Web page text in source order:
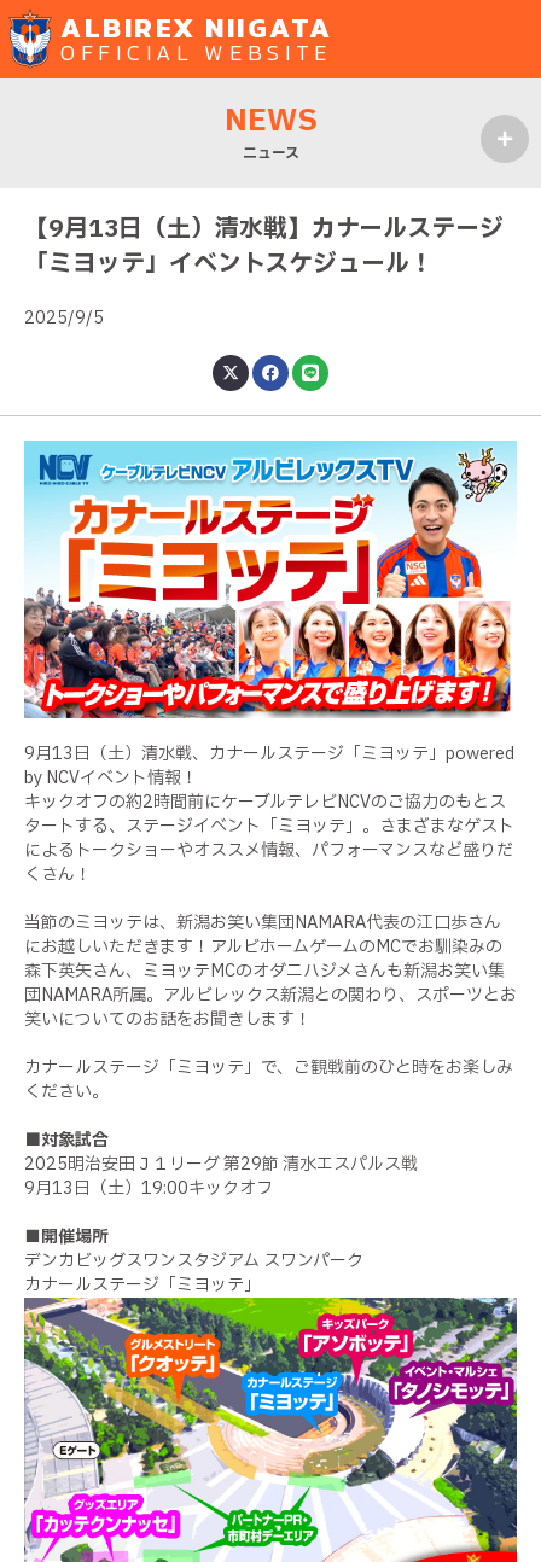
ALBIREX NIIGATA
OFFICIAL WEBSITE
NEWS
ニュース
【9月13日（土）清水戦】カナールステージ
「ミヨッテ」イベントスケジュール！
2025/9/5
9月13日（土）清水戦、カナールステージ「ミヨッテ」powered
by NCVイベント情報！
キックオフの約2時間前にケーブルテレビNCVのご協力のもとス
タートする、ステージイベント「ミヨッテ」。さまざまなゲスト
によるトークショーやオススメ情報、パフォーマンスなど盛りだ
くさん！
当節のミヨッテは、新潟お笑い集団NAMARA代表の江口歩さん
にお越しいただきます！アルビホームゲームのMCでお馴染みの
森下英矢さん、ミヨッテMCのオダニハジメさんも新潟お笑い集
団NAMARA所属。アルビレックス新潟との関わり、スポーツとお
笑いについてのお話をお聞きします！
カナールステージ「ミヨッテ」で、ご観戦前のひと時をお楽しみ
ください。
■対象試合
2025明治安田Ｊ１リーグ 第29節 清水エスパルス戦
9月13日（土）19:00キックオフ
■開催場所
デンカビッグスワンスタジアム スワンパーク
カナールステージ「ミヨッテ」